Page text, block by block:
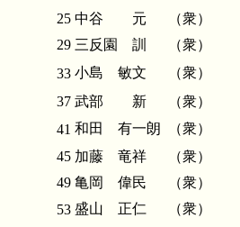
25 中谷 元 （衆）
29 三反園 訓 （衆）
33 小島 敏文 （衆）
37 武部 新 （衆）
41 和田 有一朗 （衆）
45 加藤 竜祥 （衆）
49 亀岡 偉民 （衆）
53 盛山 正仁 （衆）